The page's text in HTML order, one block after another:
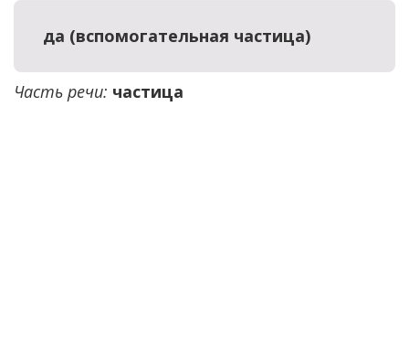
да (вспомогательная частица)
Часть речи: частица